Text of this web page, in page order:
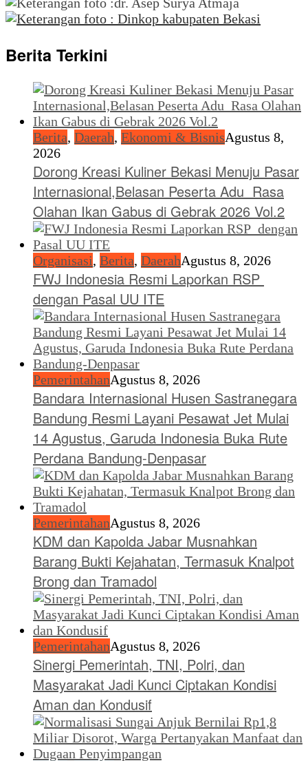
Berita Terkini
Berita, Daerah, Ekonomi & BisnisAgustus 8,
2026
Dorong Kreasi Kuliner Bekasi Menuju Pasar
Internasional,Belasan Peserta Adu Rasa
Olahan Ikan Gabus di Gebrak 2026 Vol.2
Organisasi, Berita, DaerahAgustus 8, 2026
FWJ Indonesia Resmi Laporkan RSP
dengan Pasal UU ITE
PemerintahanAgustus 8, 2026
Bandara Internasional Husen Sastranegara
Bandung Resmi Layani Pesawat Jet Mulai
14 Agustus, Garuda Indonesia Buka Rute
Perdana Bandung-Denpasar
PemerintahanAgustus 8, 2026
KDM dan Kapolda Jabar Musnahkan
Barang Bukti Kejahatan, Termasuk Knalpot
Brong dan Tramadol
PemerintahanAgustus 8, 2026
Sinergi Pemerintah, TNI, Polri, dan
Masyarakat Jadi Kunci Ciptakan Kondisi
Aman dan Kondusif